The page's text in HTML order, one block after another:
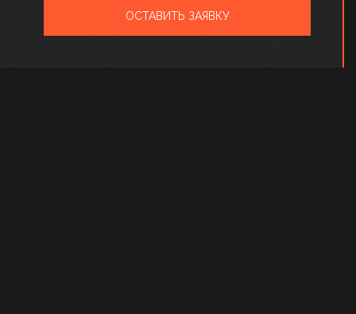
ОСТАВИТЬ ЗАЯВКУ